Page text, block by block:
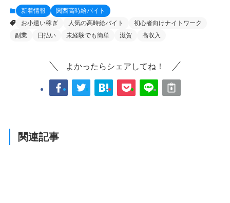
新着情報
関西高時給バイト
お小遣い稼ぎ
人気の高時給バイト
初心者向けナイトワーク
副業
日払い 未経験でも簡単 滋賀 高収入
よかったらシェアしてね！
関連記事